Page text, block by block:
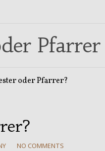
Pfarrer
oder Pfarrer?
NO COMMENTS